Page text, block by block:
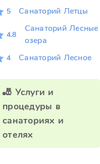
5 Санаторий Летцы
4.8
Санаторий Лесные
озера
4 Санаторий Лесное
🎳 Услуги и
процедуры в
санаториях и
отелях